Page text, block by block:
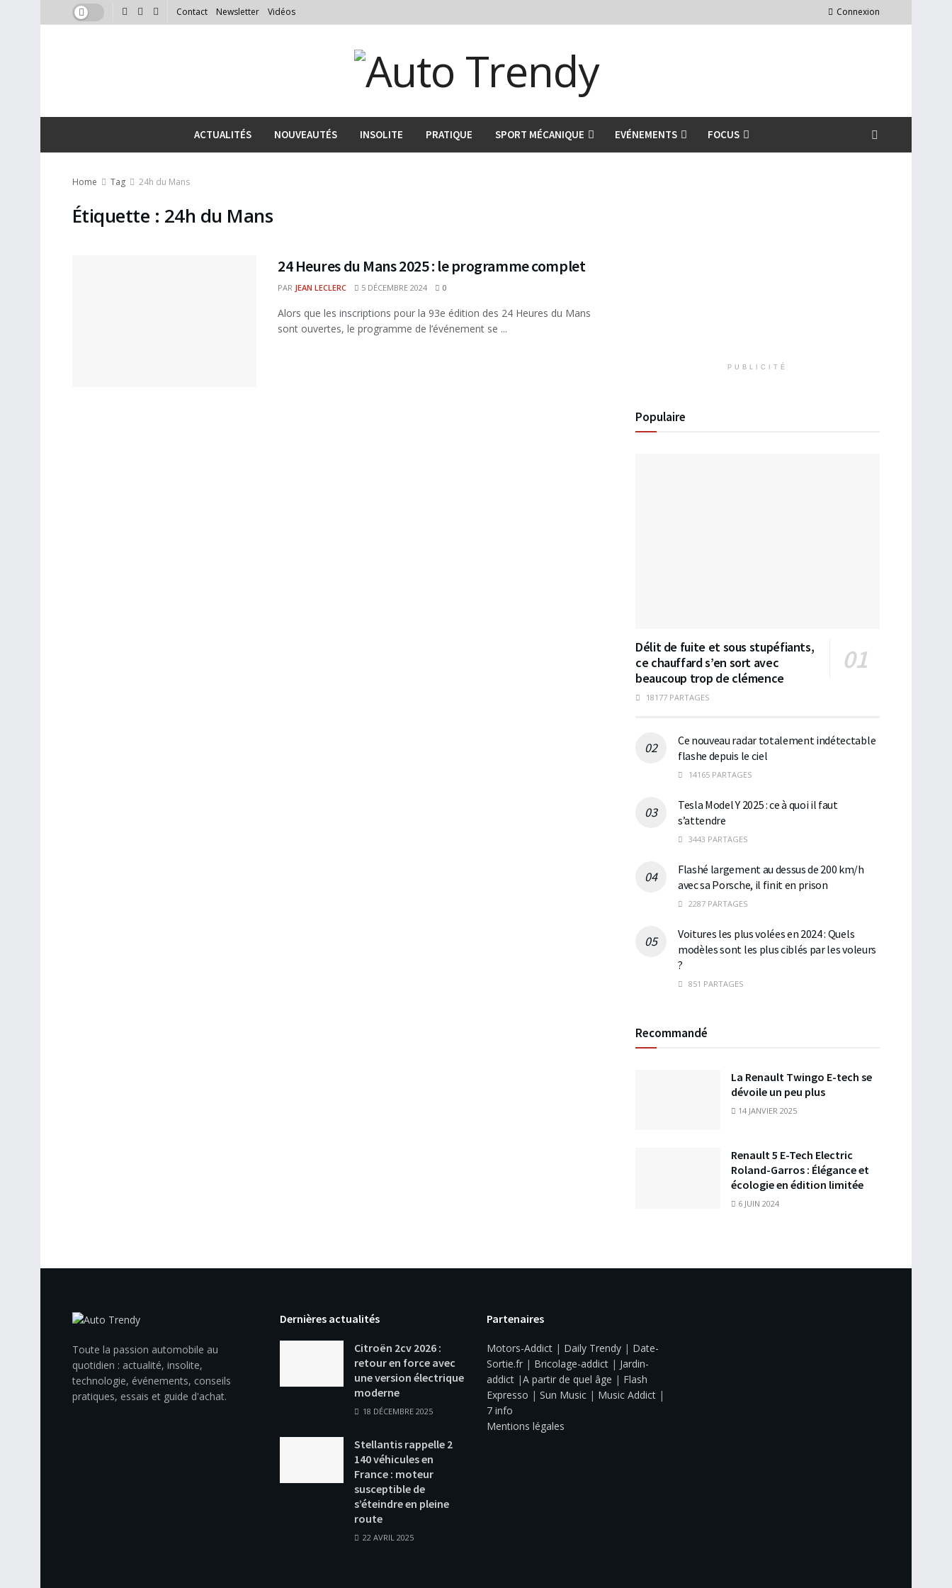
Contact Newsletter Vidéos Connexion
ACTUALITÉS NOUVEAUTÉS INSOLITE PRATIQUE SPORT MÉCANIQUE EVÉNEMENTS FOCUS
Home Tag 24h du Mans
Étiquette : 24h du Mans
24 Heures du Mans 2025 : le programme complet
PAR JEAN LECLERC 5 DÉCEMBRE 2024 0
Alors que les inscriptions pour la 93e édition des 24 Heures du Mans
sont ouvertes, le programme de l’événement se ...
PUBLICITÉ
Populaire
Délit de fuite et sous stupéfiants,
ce chauffard s’en sort avec
beaucoup trop de clémence
18177 PARTAGES
Ce nouveau radar totalement indétectable
flashe depuis le ciel
14165 PARTAGES
Tesla Model Y 2025 : ce à quoi il faut
s’attendre
3443 PARTAGES
Flashé largement au dessus de 200 km/h
avec sa Porsche, il finit en prison
2287 PARTAGES
Voitures les plus volées en 2024 : Quels
modèles sont les plus ciblés par les voleurs
?
851 PARTAGES
Recommandé
La Renault Twingo E-tech se
dévoile un peu plus
14 JANVIER 2025
Renault 5 E-Tech Electric
Roland-Garros : Élégance et
écologie en édition limitée
6 JUIN 2024
Toute la passion automobile au
quotidien : actualité, insolite,
technologie, événements, conseils
pratiques, essais et guide d'achat.
Dernières actualités
Citroën 2cv 2026 :
retour en force avec
une version électrique
moderne
18 DÉCEMBRE 2025
Stellantis rappelle 2
140 véhicules en
France : moteur
susceptible de
s’éteindre en pleine
route
22 AVRIL 2025
Partenaires
Motors-Addict | Daily Trendy | Date-
Sortie.fr | Bricolage-addict | Jardin-
addict |A partir de quel âge | Flash
Expresso | Sun Music | Music Addict |
7 info
Mentions légales